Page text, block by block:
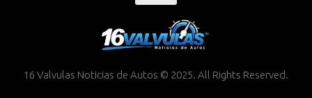
16 Valvulas Noticias de Autos © 2025. All Rights Reserved.